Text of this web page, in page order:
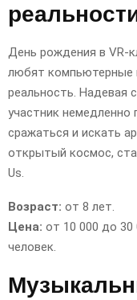
День рождения в VR-
любят компьютерные
реальность. Надевая
участник немедленно
сражаться и искать
открытый космос,
Us.
Возраст: от 8 лет.
Цена: от 10 000 до 30
человек.